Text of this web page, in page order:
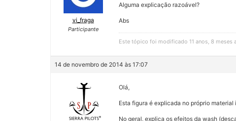
vi_fraga
Participante
Alguma explicação razoável?
Abs
Este tópico foi modificado 11 anos, 8 meses
14 de novembro de 2014 às 17:07
Olá,
Esta figura é explicada no próprio material
No geral, explica os efeitos da wash